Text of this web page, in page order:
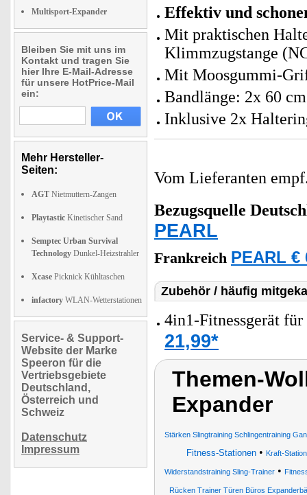
Multisport-Expander
Bleiben Sie mit uns im
Kontakt und tragen Sie
hier Ihre E-Mail-Adresse
für unsere HotPrice-Mail
ein:
Mehr Hersteller-
Seiten:
AGT Nietmuttern-Zangen
Playtastic Kinetischer Sand
Semptec Urban Survival
Technology Dunkel-Heizstrahler
Xcase Picknick Kühltaschen
infactory WLAN-Wetterstationen
Service- & Support-
Website der Marke
Speeron für die
Vertriebsgebiete
Deutschland,
Österreich und
Schweiz
Datenschutz
Impressum
Effektiv und
Mit praktischen
Klimmzugstange
Mit Moosgummi-
Bandlänge: 2x 60 cm
Inklusive 2x
Vom Lieferanten
Bezugsquelle
PEARL
Frankreich PEARL €
Zubehör / häufig
4in1-Fitnessgerät
21,99*
Themen-
Expander
Stärken Slingtraining Schlingentraining
Fitness-Stationen • Kraft-
Widerstandstraining Sling-Trainer•
Rücken Trainer Türen Büros